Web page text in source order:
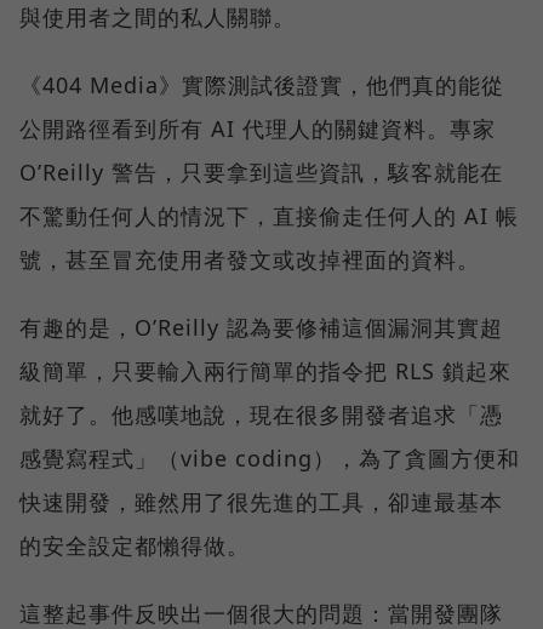
與使用者之間的私人關聯。
《404 Media》實際測試後證實，他們真的能從
公開路徑看到所有 AI 代理人的關鍵資料。專家
O’Reilly 警告，只要拿到這些資訊，駭客就能在
不驚動任何人的情況下，直接偷走任何人的 AI 帳
號，甚至冒充使用者發文或改掉裡面的資料。
有趣的是，O’Reilly 認為要修補這個漏洞其實超
級簡單，只要輸入兩行簡單的指令把 RLS 鎖起來
就好了。他感嘆地說，現在很多開發者追求「憑
感覺寫程式」（vibe coding），為了貪圖方便和
快速開發，雖然用了很先進的工具，卻連最基本
的安全設定都懶得做。
這整起事件反映出一個很大的問題：當開發團隊